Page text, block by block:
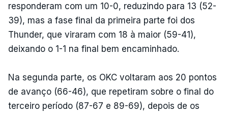
responderam com um 10-0, reduzindo para 13 (52-
39), mas a fase final da primeira parte foi dos
Thunder, que viraram com 18 à maior (59-41),
deixando o 1-1 na final bem encaminhado.
Na segunda parte, os OKC voltaram aos 20 pontos
de avanço (66-46), que repetiram sobre o final do
terceiro período (87-67 e 89-69), depois de os